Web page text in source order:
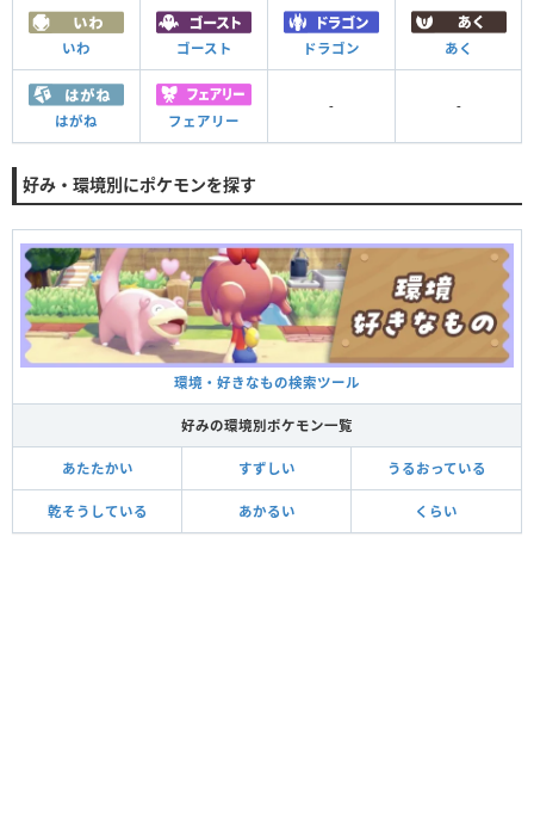
いわ ゴースト ドラゴン あく
はがね フェアリー
- -
好み・環境別にポケモンを探す
環境・好きなもの検索ツール
好みの環境別ポケモン一覧
あたたかい すずしい うるおっている
乾そうしている あかるい くらい